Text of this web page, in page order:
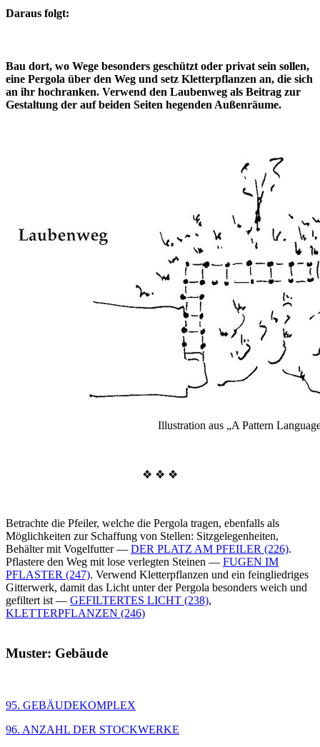
Daraus folgt:
Bau dort, wo Wege besonders geschützt oder privat sein sollen,
eine Pergola über den Weg und setz Kletterpflanzen an, die sich
an ihr hochranken. Verwend den Laubenweg als Beitrag zur
Gestaltung der auf beiden Seiten hegenden Außenräume.
Illustration aus „A Pattern
❖ ❖ ❖
Betrachte die Pfeiler, welche die Pergola tragen, ebenfalls als
Möglichkeiten zur Schaffung von Stellen: Sitzgelegenheiten,
Behälter mit Vogelfutter — DER PLATZ AM PFEILER (226).
Pflastere den Weg mit lose verlegten Steinen — FUGEN IM
PFLASTER (247). Verwend Kletterpflanzen und ein feingliedriges
Gitterwerk, damit das Licht unter der Pergola besonders weich und
gefiltert ist — GEFILTERTES LICHT (238),
KLETTERPFLANZEN (246)
Muster: Gebäude
95. GEBÄUDEKOMPLEX
96. ANZAHL DER STOCKWERKE